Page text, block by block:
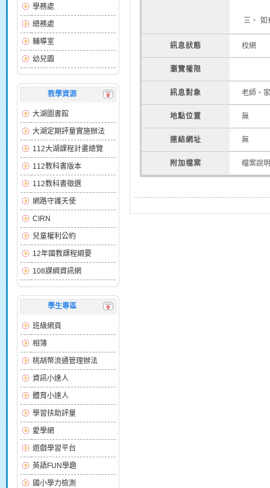
學務處
總務處
輔導室
幼兒園
教學資源
大湖圖書館
大湖定期評量實施辦法
112大湖課程計畫總覽
112教科書版本
112教科書徵選
網路守護天使
CIRN
兒童權利公約
12年國教課程綱要
108課綱資訊網
學生專區
班級網頁
相簿
桃胡幣流通管理辦法
資訊小達人
體育小達人
學習扶助評量
愛學網
遊戲學習平台
英語FUN學趣
國小學力檢測
三、 如
訊息狀態 校網
瀏覽權限
訊息對象 老師、
地點位置 無
連結網址 無
附加檔案 檔案說